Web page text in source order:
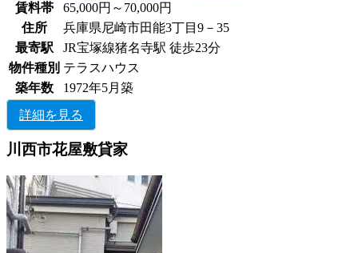
賃料帯
65,000円～70,000円
住所
兵庫県尼崎市田能3丁目9－35
最寄駅
JR宝塚線猪名寺駅 徒歩23分
物件種別 テラスハウス
築年数
1972年5月築
詳細を見る
川西市花屋敷貸家